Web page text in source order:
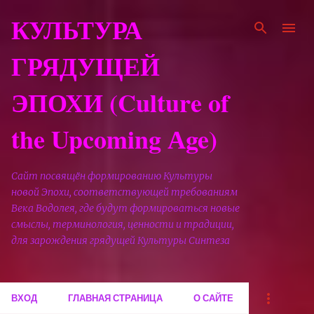
КУЛЬТУРА
ГРЯДУЩЕЙ
ЭПОХИ (Culture of
the Upcoming Аge)
Сайт посвящён формированию Культуры
новой Эпохи, соответствующей требованиям
Века Водолея, где будут формироваться новые
смыслы, терминология, ценности и традиции,
для зарождения грядущей Культуры Синтеза
ВХОД ГЛАВНАЯ СТРАНИЦА О САЙТЕ